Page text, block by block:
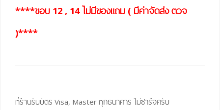
****ขอบ 12 , 14 ไม่มีของแถม ( มีค่าจัดส่ง ตวจ
)****
ที่ร้านรับบัตร Visa, Master ทุกธนาคาร ไม่ชาร์จครับ